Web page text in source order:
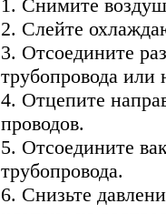
1. Снимите
2. Слейте
3. Отсоедините
трубопровода или
4. Отцепите
проводов.
5. Отсоедините
трубопровода.
6. Снизьте